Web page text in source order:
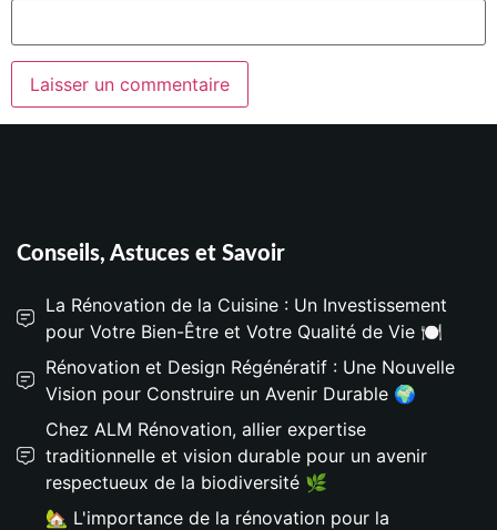
Conseils, Astuces et Savoir
La Rénovation de la Cuisine : Un Investissement
pour Votre Bien-Être et Votre Qualité de Vie 🍽️
Rénovation et Design Régénératif : Une Nouvelle
Vision pour Construire un Avenir Durable 🌍
Chez ALM Rénovation, allier expertise
traditionnelle et vision durable pour un avenir
respectueux de la biodiversité 🌿
🏡 L'importance de la rénovation pour la